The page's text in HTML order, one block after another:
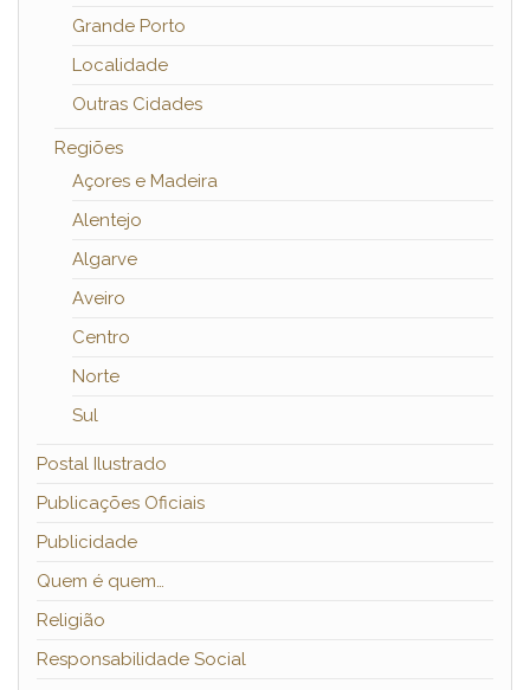
Grande Porto
Localidade
Outras Cidades
Regiões
Açores e Madeira
Alentejo
Algarve
Aveiro
Centro
Norte
Sul
Postal Ilustrado
Publicações Oficiais
Publicidade
Quem é quem…
Religião
Responsabilidade Social